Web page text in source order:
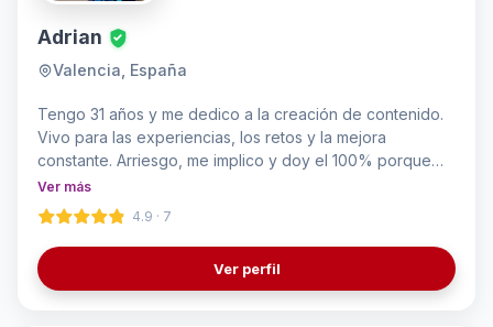
Adrian
Valencia, España
Tengo 31 años y me dedico a la creación de contenido.
Vivo para las experiencias, los retos y la mejora
constante. Arriesgo, me implico y doy el 100% porque
esto no es un trabajo: es mi forma de vivir. Creo
momentos únicos, disfruto cada minuto y afronto los
problemas con una sonrisa. Rompo barreras, me supero
a diario y busco siempre mi mejor versión, inspirando a
otros a hacer lo mismo.
Ver más
4.9 · 7
Ver perfil